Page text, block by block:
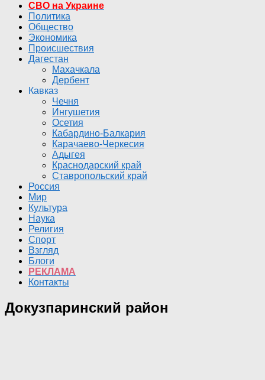
СВО на Украине
Политика
Общество
Экономика
Происшествия
Дагестан
Махачкала
Дербент
Кавказ
Чечня
Ингушетия
Осетия
Кабардино-Балкария
Карачаево-Черкесия
Адыгея
Краснодарский край
Ставропольский край
Россия
Мир
Культура
Наука
Религия
Спорт
Взгляд
Блоги
РЕКЛАМА
Контакты
Докузпаринский район